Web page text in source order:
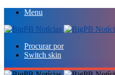
Menu
Procurar por
Switch skin